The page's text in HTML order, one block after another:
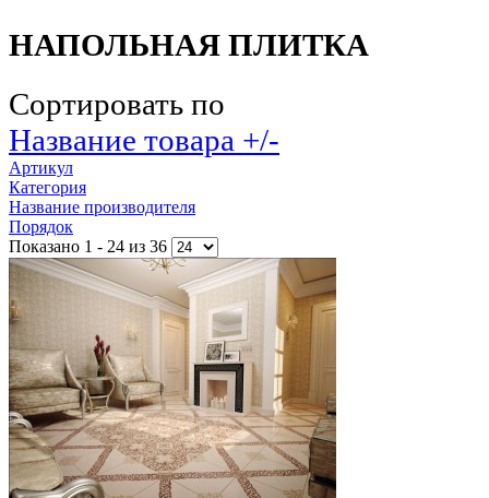
НАПОЛЬНАЯ ПЛИТКА
Сортировать по
Название товара +/-
Артикул
Категория
Название производителя
Порядок
Показано 1 - 24 из 36